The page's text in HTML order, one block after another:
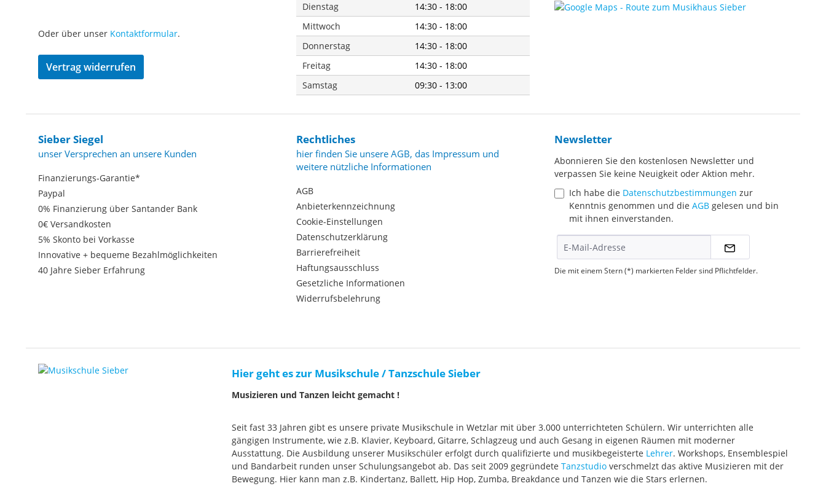
Oder über unser Kontaktformular.
Vertrag widerrufen
Dienstag
14:30 - 18:00
Mittwoch
14:30 - 18:00
Donnerstag
14:30 - 18:00
Freitag
14:30 - 18:00
Samstag
09:30 - 13:00
Sieber Siegel
unser Versprechen an unsere Kunden
Finanzierungs-Garantie*
Paypal
0% Finanzierung über Santander Bank
0€ Versandkosten
5% Skonto bei Vorkasse
Innovative + bequeme Bezahlmöglichkeiten
40 Jahre Sieber Erfahrung
Rechtliches
hier finden Sie unsere AGB, das Impressum und
weitere nützliche Informationen
AGB
Anbieterkennzeichnung
Cookie-Einstellungen
Datenschutzerklärung
Barrierefreiheit
Haftungsausschluss
Gesetzliche Informationen
Widerrufsbelehrung
Newsletter
Abonnieren Sie den kostenlosen Newsletter und
verpassen Sie keine Neuigkeit oder Aktion mehr.
Ich habe die Datenschutzbestimmungen zur
Kenntnis genommen und die AGB gelesen und bin
mit ihnen einverstanden.
Die mit einem Stern (*) markierten Felder sind Pflichtfelder.
Hier geht es zur Musikschule / Tanzschule Sieber
Musizieren und Tanzen leicht gemacht !
Seit fast 33 Jahren gibt es unsere private Musikschule in Wetzlar mit über 3.000 unterrichteten Schülern. Wir unterrichten alle
gängigen Instrumente, wie z.B. Klavier, Keyboard, Gitarre, Schlagzeug und auch Gesang in eigenen Räumen mit moderner
Ausstattung. Die Ausbildung unserer Musikschüler erfolgt durch qualifizierte und musikbegeisterte Lehrer. Workshops, Ensemblespiel
und Bandarbeit runden unser Schulungsangebot ab. Das seit 2009 gegründete Tanzstudio verschmelzt das aktive Musizieren mit der
Bewegung. Hier kann man z.B. Kindertanz, Ballett, Hip Hop, Zumba, Breakdance und Tanzen wie die Stars erlernen.